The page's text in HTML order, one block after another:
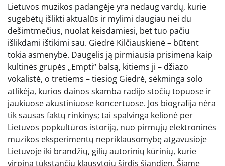
Lietuvos muzikos padangėje yra nedaug vardų, kurie
sugebėtų išlikti aktualūs ir mylimi daugiau nei du
dešimtmečius, nuolat keisdamiesi, bet tuo pačiu
išlikdami ištikimi sau. Giedrė Kilčiauskienė – būtent
tokia asmenybė. Daugelis ją pirmiausia prisimena kaip
kultinės grupės „Empti“ balsą, kitiems ji – džiazo
vokalistė, o tretiems – tiesiog Giedrė, sėkminga solo
atlikėja, kurios dainos skamba radijo stočių topuose ir
jaukiuose akustiniuose koncertuose. Jos biografija nėra
tik sausas faktų rinkinys; tai spalvinga kelionė per
Lietuvos popkultūros istoriją, nuo pirmųjų elektroninės
muzikos eksperimentų nepriklausomybę atgavusioje
Lietuvoje iki brandžių, gilių autorinių kūrinių, kurie
virpina tūkstančių klausytojų širdis šiandien. Šiame